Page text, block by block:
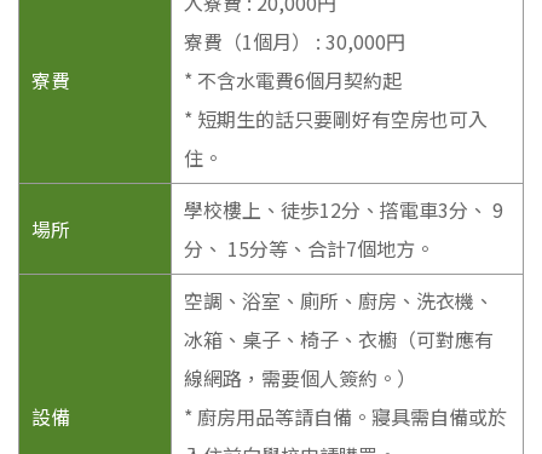
寮費
寮費（1個月） : 30,000円
* 不含水電費6個月契約起
* 短期生的話只要剛好有空房也可入
住。
場所
學校樓上、徒歩12分、撘電車3分、 9
分、 15分等、合計7個地方。
設備
空調、浴室、廁所、廚房、洗衣機、
冰箱、桌子、椅子、衣櫥（可對應有
線網路，需要個人簽約。）
* 廚房用品等請自備。寢具需自備或於